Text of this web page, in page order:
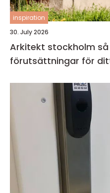
inspiration
30. July 2026
Arkitekt stockholm så skapar du rätt
förutsättningar för